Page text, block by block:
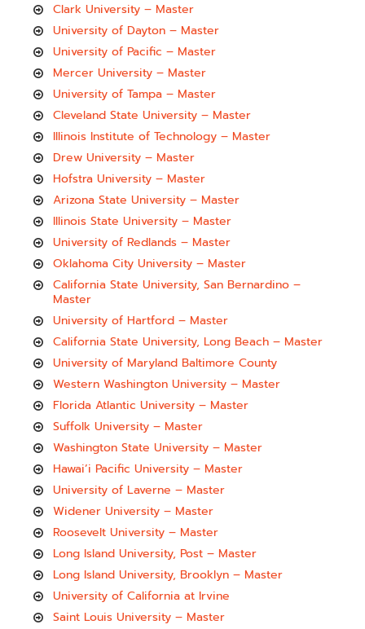
Clark University – Master
University of Dayton – Master
University of Pacific – Master
Mercer University – Master
University of Tampa – Master
Cleveland State University – Master
Illinois Institute of Technology – Master
Drew University – Master
Hofstra University – Master
Arizona State University – Master
Illinois State University – Master
University of Redlands – Master
Oklahoma City University – Master
California State University, San Bernardino –
Master
University of Hartford – Master
California State University, Long Beach – Master
University of Maryland Baltimore County
Western Washington University – Master
Florida Atlantic University – Master
Suffolk University – Master
Washington State University – Master
Hawai’i Pacific University – Master
University of Laverne – Master
Widener University – Master
Roosevelt University – Master
Long Island University, Post – Master
Long Island University, Brooklyn – Master
University of California at Irvine
Saint Louis University – Master